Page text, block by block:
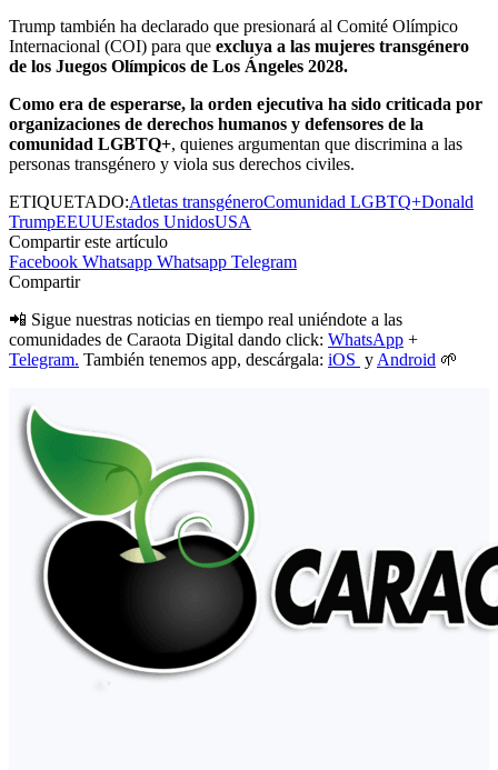
Trump también ha declarado que presionará al Comité Olímpico
Internacional (COI) para que excluya a las mujeres transgénero
de los Juegos Olímpicos de Los Ángeles 2028.
Como era de esperarse, la orden ejecutiva ha sido criticada por
organizaciones de derechos humanos y defensores de la
comunidad LGBTQ+, quienes argumentan que discrimina a las
personas transgénero y viola sus derechos civiles.
ETIQUETADO:Atletas transgéneroComunidad LGBTQ+Donald
TrumpEEUUEstados UnidosUSA
Compartir este artículo
Facebook Whatsapp Whatsapp Telegram
Compartir
📲 Sigue nuestras noticias en tiempo real uniéndote a las
comunidades de Caraota Digital dando click: WhatsApp +
Telegram. También tenemos app, descárgala: iOS y Android 🌱